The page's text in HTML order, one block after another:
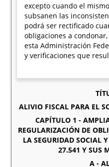
excepto cuando el
subsanen las
podrá ser rectificado
obligaciones a
esta Administración
y verificaciones que
ALIVIO FISCAL PARA EL
CAPÍTULO 1 -
REGULARIZACIÓN DE
LA SEGURIDAD SOCIAL
27.541 Y SUS
A -